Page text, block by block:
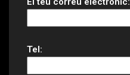
Tel: